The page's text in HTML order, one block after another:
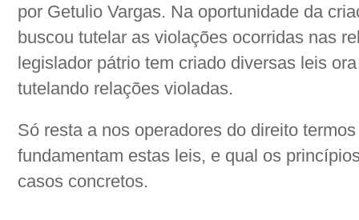
por Getulio Vargas. Na oportunidade da
buscou tutelar as violações ocorridas nas
legislador pátrio tem criado diversas leis
tutelando relações violadas.
Só resta a nos operadores do direito
fundamentam estas leis, e qual os
casos concretos.